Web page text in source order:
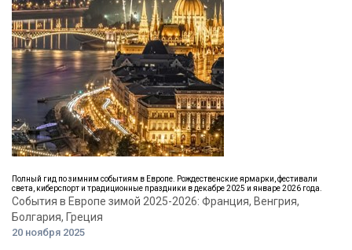
Полный гид по зимним событиям в Европе. Рождественские ярмарки, фестивали
света, киберспорт и традиционные праздники в декабре 2025 и январе 2026 года.
События в Европе зимой 2025-2026: Франция, Венгрия,
Болгария, Греция
20 ноября 2025